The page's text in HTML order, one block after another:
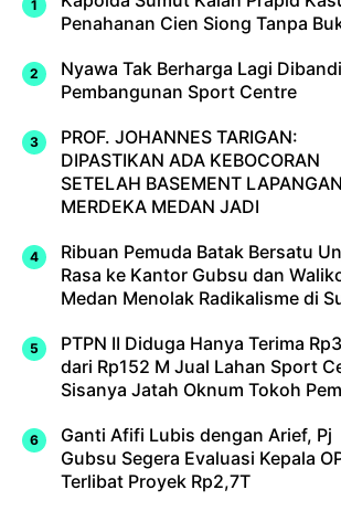
Penahanan Cien Siong Tanpa
Nyawa Tak Berharga Lagi
Pembangunan Sport Centre
PROF. JOHANNES TARIGAN:
DIPASTIKAN ADA KEBOCORAN
SETELAH BASEMENT LAPANGAN
MERDEKA MEDAN JADI
Ribuan Pemuda Batak Bersatu
Rasa ke Kantor Gubsu dan
Medan Menolak Radikalisme di
PTPN II Diduga Hanya Terima
dari Rp152 M Jual Lahan Sport
Sisanya Jatah Oknum Tokoh
Ganti Afifi Lubis dengan Arief, Pj
Gubsu Segera Evaluasi Kepala
Terlibat Proyek Rp2,7T